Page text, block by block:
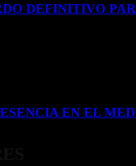
DEFINITIVO
EN EL